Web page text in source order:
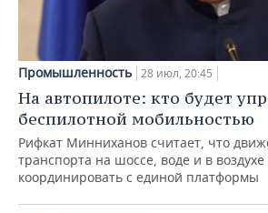
Промышленность 28 июл, 20:45
На автопилоте: кто будет
беспилотной мобильностью
Рифкат Минниханов считает, что
транспорта на шоссе, воде и в
координировать с единой платформы